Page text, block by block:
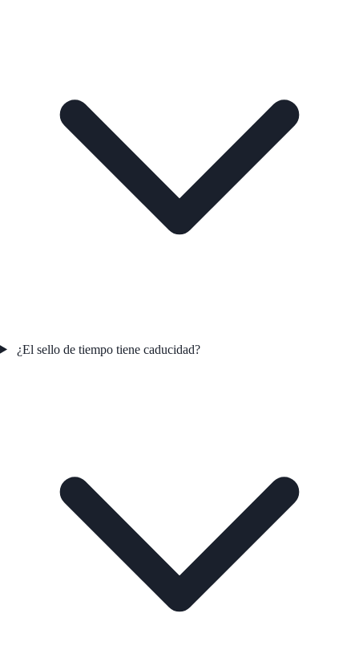
¿El sello de tiempo tiene caducidad?